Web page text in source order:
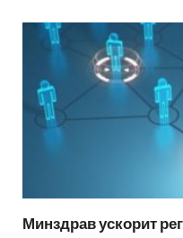
Минздрав ускорит